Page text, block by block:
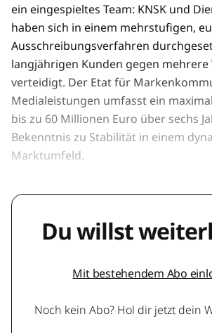
ein eingespieltes Team: KNSK und
haben sich in einem mehrstufigen,
Ausschreibungsverfahren
langjährigen Kunden gegen
verteidigt. Der Etat für
Medialeistungen umfasst ein
bis zu 60 Millionen Euro über sechs
Bekenntnis zu Stabilität in einem
Marktumfeld.
Du willst
Mit bestehendem Abo
Noch kein Abo? Hol dir jetzt dein